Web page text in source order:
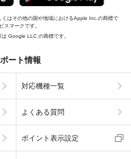
はその他の国や地域におけるApple Inc.の商標で
マークです。
Google LLC の商標です。
ート情報
対応機種一覧
よくある質問
ポイント表示設定